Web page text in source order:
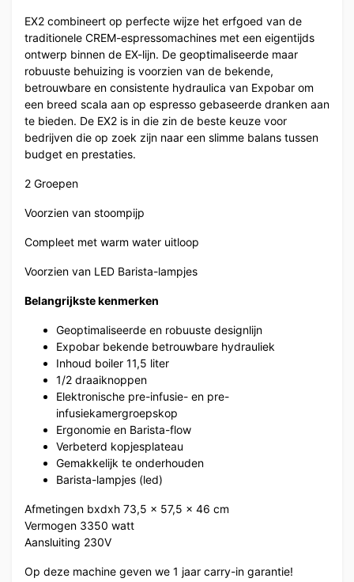
EX2 combineert op perfecte wijze het erfgoed van de
traditionele CREM-espressomachines met een eigentijds
ontwerp binnen de EX-lijn. De geoptimaliseerde maar
robuuste behuizing is voorzien van de bekende,
betrouwbare en consistente hydraulica van Expobar om
een ​​breed scala aan op espresso gebaseerde dranken aan
te bieden. De EX2 is in die zin de beste keuze voor
bedrijven die op zoek zijn naar een slimme balans tussen
budget en prestaties.
2 Groepen
Voorzien van stoompijp
Compleet met warm water uitloop
Voorzien van LED Barista-lampjes
Belangrijkste kenmerken
Geoptimaliseerde en robuuste designlijn
Expobar bekende betrouwbare hydrauliek
Inhoud boiler 11,5 liter
1/2 draaiknoppen
Elektronische pre-infusie- en pre-
infusiekamergroepskop
Ergonomie en Barista-flow
Verbeterd kopjesplateau
Gemakkelijk te onderhouden
Barista-lampjes (led)
Afmetingen bxdxh 73,5 x 57,5 x 46 cm
Vermogen 3350 watt
Aansluiting 230V
Op deze machine geven we 1 jaar carry-in garantie!